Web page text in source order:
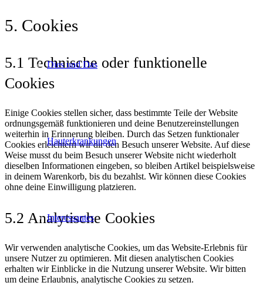
Dies und Das
Hauterkrankungen
Interessantes
5. Cookies
5.1 Technische oder funktionelle
Cookies
Einige Cookies stellen sicher, dass bestimmte Teile der Website
ordnungsgemäß funktionieren und deine Benutzereinstellungen
weiterhin in Erinnerung bleiben. Durch das Setzen funktionaler
Cookies erleichtern wir dir den Besuch unserer Website. Auf diese
Weise musst du beim Besuch unserer Website nicht wiederholt
dieselben Informationen eingeben, so bleiben Artikel beispielsweise
in deinem Warenkorb, bis du bezahlst. Wir können diese Cookies
ohne deine Einwilligung platzieren.
5.2 Analytische Cookies
Wir verwenden analytische Cookies, um das Website-Erlebnis für
unsere Nutzer zu optimieren. Mit diesen analytischen Cookies
erhalten wir Einblicke in die Nutzung unserer Website. Wir bitten
um deine Erlaubnis, analytische Cookies zu setzen.